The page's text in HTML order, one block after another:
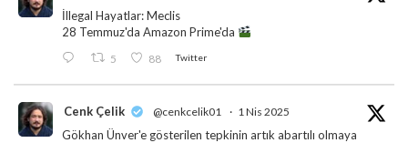
İllegal Hayatlar: Meclis
28 Temmuz'da Amazon Prime'da
5 88 Twitter
Cenk Çelik @cenkcelik01 · 1 Nis 2025
Gökhan Ünver'e gösterilen tepkinin artık abartılı olmaya